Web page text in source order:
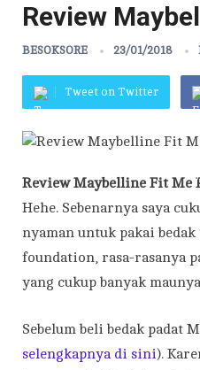
Review
BESOKSORE 23/01/2018
Tweet on Twitter
Review Maybelline Fit Me
Hehe. Sebenarnya saya
nyaman untuk pakai
foundation, rasa-rasanya
yang cukup banyak
Sebelum beli bedak padat
selengkapnya di sini).